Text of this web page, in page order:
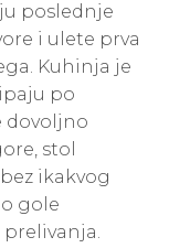
poslednje
i ulete prva
Kuhinja je
po
dovoljno
stol
ikakvog
gole